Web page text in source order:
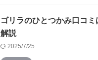
ゴリラのひとつかみ口コ
解説
2025/7/25